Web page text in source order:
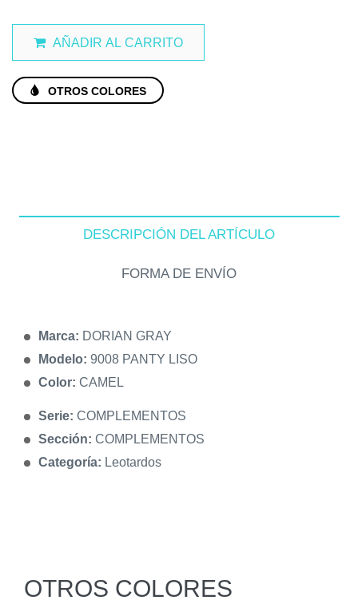
AÑADIR AL CARRITO
OTROS COLORES
DESCRIPCIÓN DEL ARTÍCULO
FORMA DE ENVÍO
Marca: DORIAN GRAY
Modelo: 9008 PANTY LISO
Color: CAMEL
Serie: COMPLEMENTOS
Sección: COMPLEMENTOS
Categoría: Leotardos
OTROS COLORES